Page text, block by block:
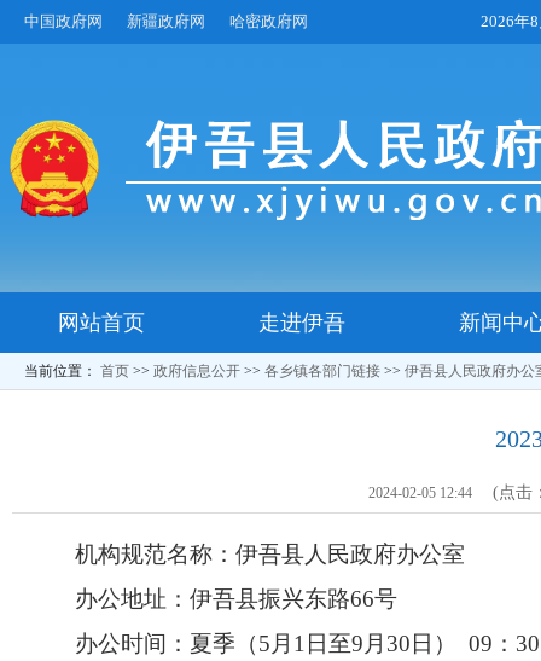
中国政府网 新疆政府网 哈密政府网 2026年
网站首页 走进伊吾 新闻中
当前位置： 首页 >> 政府信息公开 >> 各乡镇各部门链接 >> 伊吾县人民政府办公
2024-02-05 12:44 (点击
机构规范名称：伊吾县人民政府办公室
办公地址：伊吾县振兴东路66号
办公时间： 夏季（5月1日至9月30日） 09：